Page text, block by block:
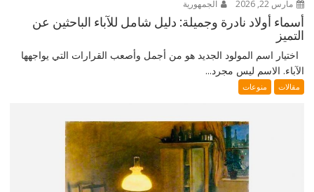
مارس 22, 2026 الجمهورية
أسماء أولاد نادرة وجميلة: دليل شامل للآباء الباحثين عن
التميز
اختيار اسم المولود الجديد هو من أجمل وأصعب القرارات التي يواجهها
الآباء. الاسم ليس مجرد...
مقالات منوعات